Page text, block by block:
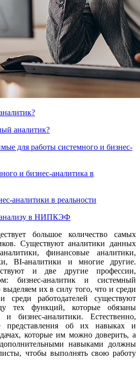
аналитик?
для работы системного и бизнес-
и бизнес-аналитика в
аналитики в реальности
анализу в НИПКЭФ
большое количество самых
Существуют аналитики данных
финансовые аналитики,
BI-аналитики и многие другие.
и две другие профессии,
бизнес-аналитик и системный
их в силу того, что и среди
среди работодателей существуют
тех функций, которые обязаны
бизнес-аналитики. Естественно,
представления об их навыках и
которые им можно доверить, а
навыками должны
чтобы выполнять свою работу